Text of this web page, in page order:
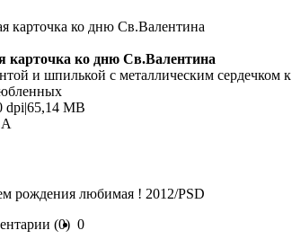
карточка ко дню Св.Валентина
и шпилькой с металлическим сердечком к
dpi|65,14 MB
рождения любимая ! 2012/PSD
(0) 0